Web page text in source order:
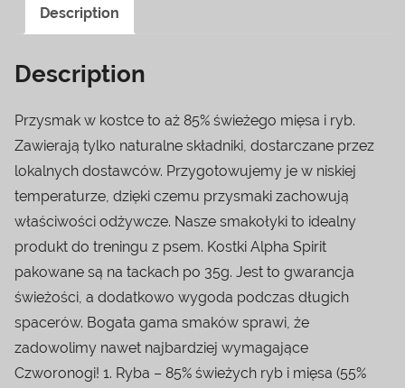
Description
Description
Przysmak w kostce to aż 85% świeżego mięsa i ryb.
Zawierają tylko naturalne składniki, dostarczane przez
lokalnych dostawców. Przygotowujemy je w niskiej
temperaturze, dzięki czemu przysmaki zachowują
właściwości odżywcze. Nasze smakołyki to idealny
produkt do treningu z psem. Kostki Alpha Spirit
pakowane są na tackach po 35g. Jest to gwarancja
świeżości, a dodatkowo wygoda podczas długich
spacerów. Bogata gama smaków sprawi, że
zadowolimy nawet najbardziej wymagające
Czworonogi! 1. Ryba – 85% świeżych ryb i mięsa (55%